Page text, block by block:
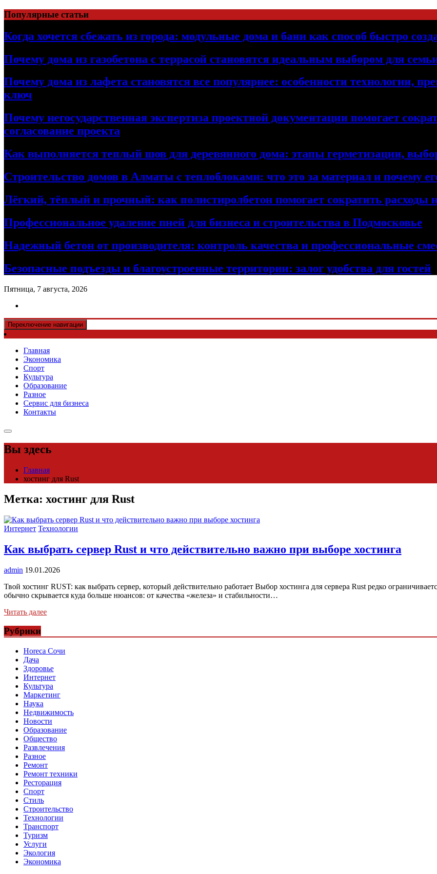
Перейти
к
содержимому
Популярные статьи
Когда хочется сбежать из города: модульные дома и бани как способ быстро
Почему дома из газобетона с террасой становятся идеальным выбором для
Почему дома из лафета становятся все популярнее: особенности технологии,
ключ
Почему негосударственная экспертиза проектной документации помогает
согласование проекта
Как выполняется теплый шов для деревянного дома: этапы герметизации,
Строительство домов в Алматы с теплоблоками: что это за материал и почему
Лёгкий, тёплый и прочный: как полистиролбетон помогает сократить расходы
Профессиональное удаление пней для бизнеса и строительства в Подмосковье
Надежный бетон от производителя: контроль качества и профессиональные
Безопасные подъезды и благоустроенные территории: залог удобства для гостей
Пятница, 7 августа, 2026
Переключение навигации
Главная
Экономика
Спорт
Культура
Образование
Разное
Сервис для бизнеса
Контакты
Вы здесь
Главная
хостинг для Rust
Метка: хостинг для Rust
Интернет Технологии
Как выбрать сервер Rust и что действительно важно при выборе хостинга
admin 19.01.2026
Твой хостинг RUST: как выбрать сервер, который действительно работает Выбор хостинга для сервера Rust редко
обычно скрывается куда больше нюансов: от качества «железа» и стабильности…
Читать далее
Рубрики
Horeca Сочи
Дача
Здоровье
Интернет
Культура
Маркетинг
Наука
Недвижимость
Новости
Образование
Общество
Развлечения
Разное
Ремонт
Ремонт техники
Ресторация
Спорт
Стиль
Строительство
Технологии
Транспорт
Туризм
Услуги
Экология
Экономика